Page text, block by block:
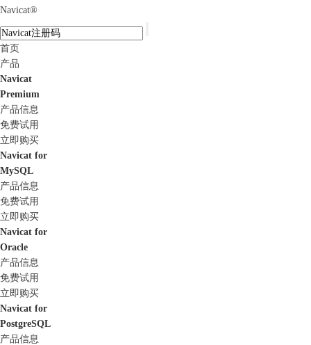
Navicat®
首页
产品
Navicat
Premium
产品信息
免费试用
立即购买
Navicat for
MySQL
产品信息
免费试用
立即购买
Navicat for
Oracle
产品信息
免费试用
立即购买
Navicat for
PostgreSQL
产品信息